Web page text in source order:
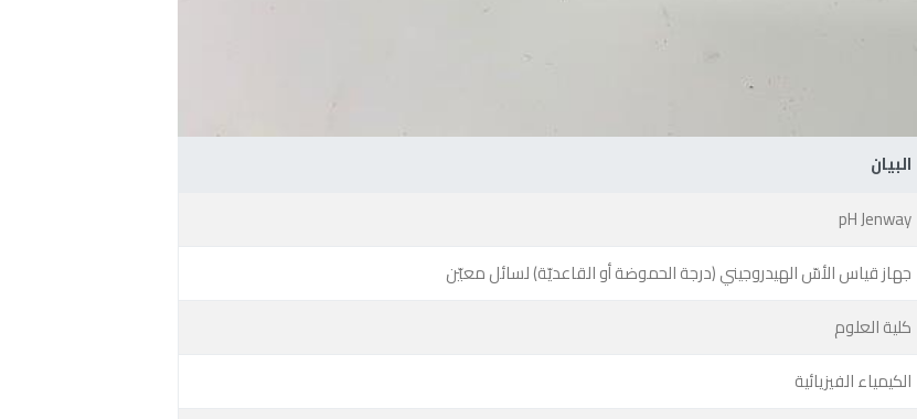
البيان
pH Jenway
جهاز قياس الأسّ الهيدروجيني (درجة الحموضة أو القاعديّة) لسائل معيّن
كلية العلوم
الكيمياء الفيزيائية